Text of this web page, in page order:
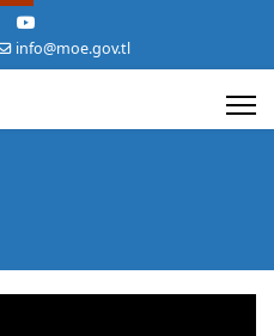
info@moe.gov.tl